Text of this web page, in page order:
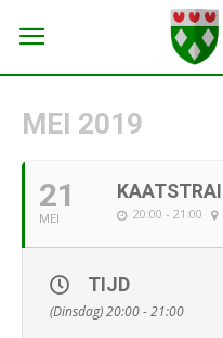
MEI 2019
21
MEI 20:00 - 21:00
TIJD
(Dinsdag) 20:00 - 21:00